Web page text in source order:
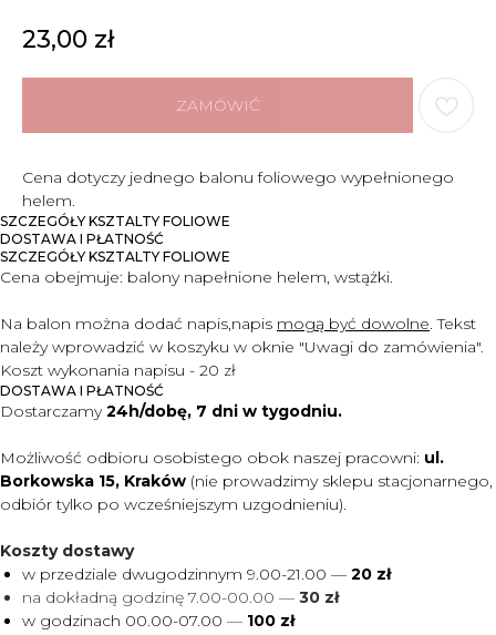
23,00 zł
ZAMÓWIĆ
Cena dotyczy jednego balonu foliowego wypełnionego
helem.
SZCZEGÓŁY KSZTALTY FOLIOWE
DOSTAWA I PŁATNOŚĆ
SZCZEGÓŁY KSZTALTY FOLIOWE
Cena obejmuje: balony napełnione helem, wstążki.
Na balon można dodać napis,napis mogą być dowolne. Tekst
należy wprowadzić w koszyku w oknie "Uwagi do zamówienia".
Koszt wykonania napisu - 20 zł
DOSTAWA I PŁATNOŚĆ
Dostarczamy24h/dobę, 7 dni w tygodniu.
Możliwość odbioru osobistego obok naszej pracowni: ul.
Borkowska 15, Kraków (nie prowadzimy sklepu stacjonarnego,
odbiór tylko po wcześniejszym uzgodnieniu).
Koszty dostawy
w przedziale dwugodzinnym 9.00-21.00 — 20 zł
na dokładną godzinę 7.00-00.00 — 30 zł
w godzinach 00.00-07.00 — 100 zł